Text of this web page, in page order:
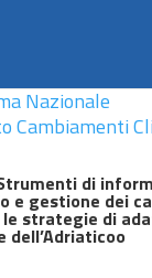
di
e gestione dei
strategie di
dell’Adriaticoo